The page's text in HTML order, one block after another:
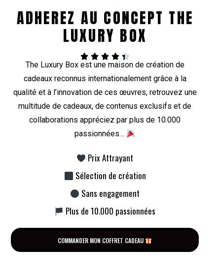
ADHEREZ AU CONCEPT THE
LUXURY BOX
    
The Luxury Box est une maison de création de
cadeaux reconnus internationalement grâce à la
qualité et à l’innovation de ces œuvres, retrouvez une
multitude de cadeaux, de contenus exclusifs et de
collaborations appréciez par plus de 10.000
passionnées…
Prix Attrayant
Sélection de création
Sans engagement
Plus de 10.000 passionnées
COMMANDER MON COFFRET CADEAU